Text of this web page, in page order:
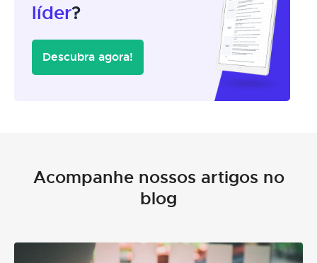
líder?
Descubra agora!
Acompanhe nossos artigos no
blog